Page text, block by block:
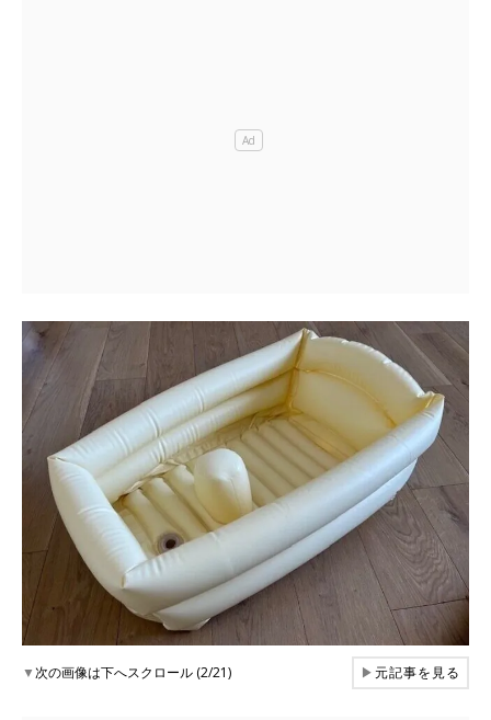
▼次の画像は下へスクロール (2/21) ▶元記事を見る